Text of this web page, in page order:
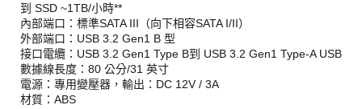
到 SSD ~1TB/小時**
內部端口：標準SATA III（向下相容SATA I/II）
外部端口：USB 3.2 Gen1 B 型
接口電纜：USB 3.2 Gen1 Type B到 USB 3.2 Gen1 Type-A USB
數據線長度：80 公分/31 英寸
電源：專用變壓器，輸出：DC 12V / 3A
材質：ABS